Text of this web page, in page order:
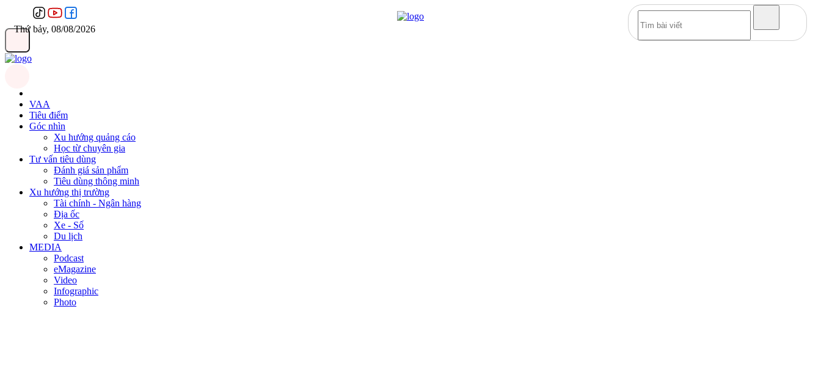
Thứ bảy, 08/08/2026
VAA
Tiêu điểm
Góc nhìn
Xu hướng quảng cáo
Học từ chuyên gia
Tư vấn tiêu dùng
Đánh giá sản phẩm
Tiêu dùng thông minh
Xu hướng thị trường
Tài chính - Ngân hàng
Địa ốc
Xe - Số
Du lịch
MEDIA
Podcast
eMagazine
Video
Infographic
Photo